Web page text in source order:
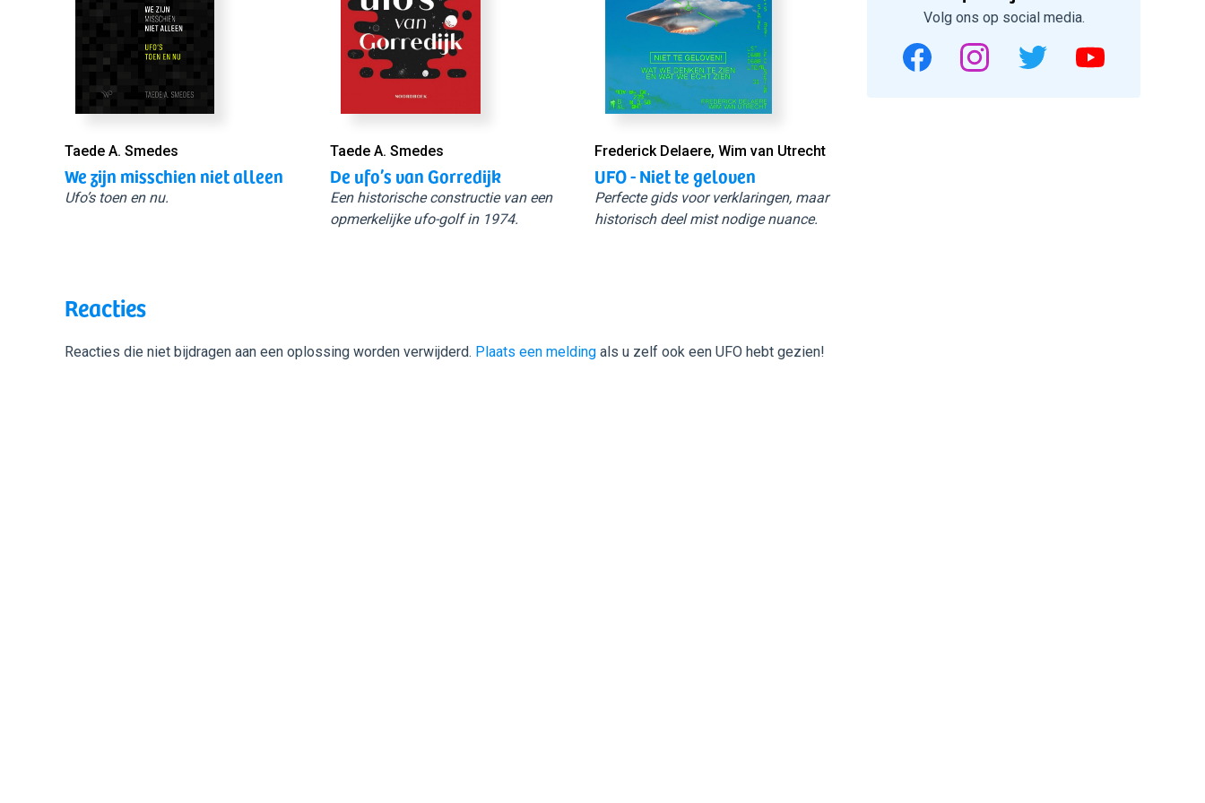
Taede A. Smedes
We zijn misschien niet alleen
Ufo’s toen en nu.
Taede A. Smedes
De ufo’s van Gorredijk
Een historische constructie van een
opmerkelijke ufo-golf in 1974.
Frederick Delaere, Wim van Utrecht
UFO - Niet te geloven
Perfecte gids voor verklaringen, maar
historisch deel mist nodige nuance.
Reacties
Reacties die niet bijdragen aan een oplossing worden verwijderd. Plaats een melding als u zelf ook een UFO hebt gezien!
Volg ons op social media.